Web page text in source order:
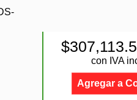
con IVA
Agregar a